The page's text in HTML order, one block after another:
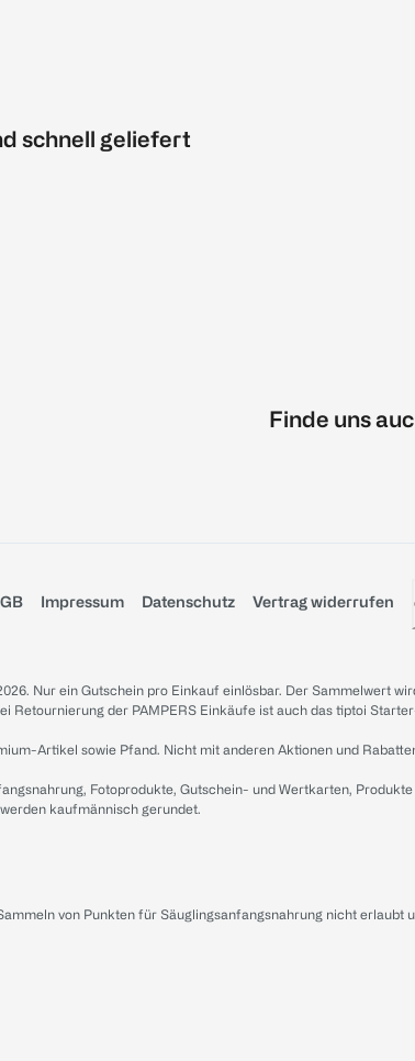
schnell geliefert
Finde uns
Impressum Datenschutz Vertrag widerrufen
Nur ein Gutschein pro Einkauf einlösbar. Der Sammelwert
Retournierung der PAMPERS Einkäufe ist auch das tiptoi
Artikel sowie Pfand. Nicht mit anderen Aktionen und
Fotoprodukte, Gutschein- und Wertkarten,
kaufmännisch gerundet.
von Punkten für Säuglingsanfangsnahrung nicht erlaubt